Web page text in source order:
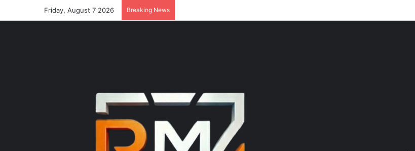
Friday, August 7 2026 Breaking News